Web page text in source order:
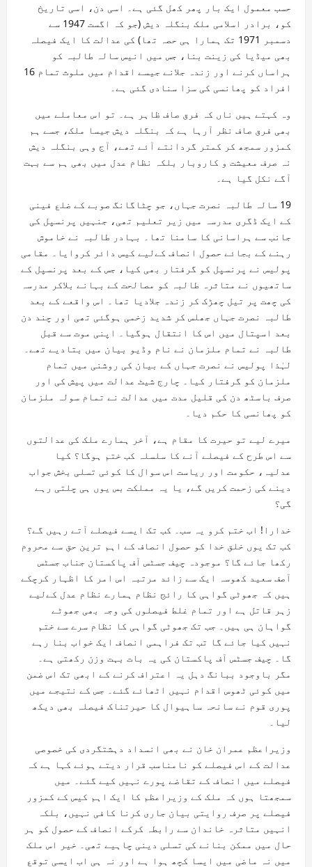
حسب معمول ایک بار پھر کھل گئی ہے۔ اسی دن، اسی تاریخ
کو، برادر اسلامی ملک بنگلہ دیش (جو کہ اگست 1947 سے
دسمبر 1971 تک ہمارا ہی حصہ تھا) کی عدالت کا ایک فیصلہ
بھی میڈیا کی زینت بنا، جس میں انیس سالہ طالبہ کو
ہراساں کرنے اور زندہ جلانے جیسے اقدام میں ملوث تمام 16
افراد کو پھانسی کی سزا سنادی گئی ہے۔
وہ کہتے ہیں ناں کہ فرق صاف ظاہر ہے۔ تو اس معاملے میں
بھی فرق صاف نظر آرہا ہے کہ بنگلہ دیش جیسا ملک، جسے ہم
کمزور سمجھ کر کمتر گردانتے آئے تھے، آج وہی بنگلہ دیش
نہ صرف معیشت و کاروبار بلکہ نظام عدل میں بھی ہم سے بہت
آگے نکل گیا ہے۔
19 سالہ طالبہ نصرت جہاں، جو چٹاگانگ صوبے کے ضلع فینی
کے ایک ڈگری مدرسہ میں زیر تعلیم تھی، جنہیں پرنسپل کی
جانب سے ہراسانی کا سامنا تھا۔ بہادر طالبہ نے خاموش
رہنے کے بجائے حصول انصاف کےلیے کیس دائر کروایا۔ مقامی
پولیس نے پرنسپل کو گرفتار بھی کیا، جس کے بعد پرنسپل کے
ساتھیوں نے متاثرہ طالبہ کو مصالحت کے بہانے بلاکر مدرسہ
کی چھت پر تیل چھڑک کر زندہ جلادیا تھا۔ اس واقعے کے بعد
طالبہ نصرت جہاں جھلس کر شدید زخمی ہوگئی تھی اور چند دن
بعد اسپتال میں اس کا انتقال ہوگیا۔ اپنی موت سے قبل
طالبہ نے تمام ملزمان نے نام وڈیو بیان میں بتادیے تھے۔
لہٰذا پولیس نے نصرت جہاں کے بیان کی روشنی میں تمام
ملزمان کو گرفتار کیا۔ چارج شیٹ عدالت میں پیش کی اور
صرف باسٹھ دن کی قلیل مدت میں عدالت نے تمام سولہ ملزمان
کو پھانسی کا حکم دیا۔
میرے لیے تو حیرت کا مقام ہے، آخر ہمارے ملک کی عدالتوں
سے اس طرح کے فیصلے آنے کا سلسلہ کب ختم ہوگا؟ کیا
عدلیہ، حکومت اور ریاست اس سوال کا کوئی تسلی بخش جواب
دینے کی زحمت کریں گے، یا یہ مملکت بس یوں ہی چلتی رہے
گی؟
خدارا! اب ختم کرو یہ سب۔ کب تک ایسے فیصلے آتے رہیں گے؟
کب تک یوں خلق خدا کو حصول انصاف کے اہم ترین حق سے محروم
رکھا جائے گا؟ موجودہ چیف جسٹس آف پاکستان جناب جسٹس
آصف سعید کھوسہ ایک سے زائد مرتبہ اس امر کا اظہار کرچکے
ہیں کہ جھوٹی گواہی کا رائج نظام ہمارے نظام عدل کےلیے
زہر قاتل ہے اور تمام غلط فیصلوں کی وجہ بھی جھوٹے
گواہان ہی ہیں۔ جب تک جھوٹی گواہی کا نظام سرے سے ختم
نہیں کیا جائے گا تب تک فراہمی انصاف ایک خواب بنا رہے
گا۔ چیف جسٹس آف پاکستان کی یہ بات بہت وزن رکھتی ہے۔
مگر باوجود ببانگ دہل یہ اعتراف کرنے کے ابھی تک اس ضمن
میں کوئی ٹھوس اقدام نہیں اٹھائے گئے۔ جس کے نتیجے میں
پوری قوم نے سانحہ ساہیوال کا حیرتناک فیصلہ بھی دیکھ
لیا۔
وزیراعظم عمران خان نے بھی انسداد دہشتگردی کی خصوصی
عدالت کے اس فیصلے کو نامناسب قرار دیتے ہوئے کہا ہے کہ
فیصلے میں انصاف کے تقاضے پورے نہیں کیے گئے۔ میں
سمجھتا ہوں کہ ملک کے وزیراعظم کا ایک اہم کیس کے کمزور
فیصلے پر صرف روایتی بیان جاری کرنا کافی نہیں، بلکہ
انہیں متاثرہ خاندان سے رابطہ کرکے انصاف کے حصول کو ہر
حال میں ممکن بنانے کی تسلی دینی چاہیے تھی۔ خیر اس ملک
میں نہ ماضی میں ایسا کچھ ہوا ہے اور نہ ہی اب ایسی توقع